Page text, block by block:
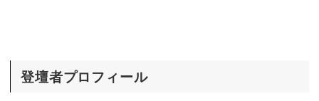
登壇者プロフィール